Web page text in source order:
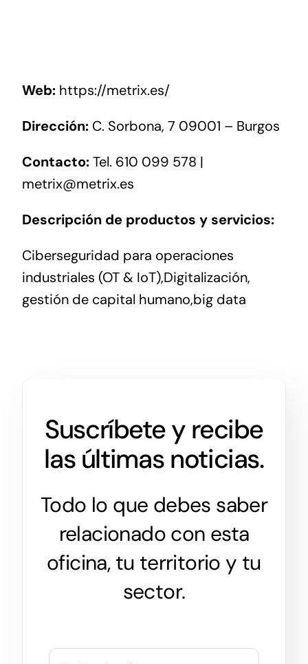
Eventos
Conócenos
Web: https://metrix.es/
Dirección:C. Sorbona, 7 09001 – Burgos
Contacto:Tel. 610 099 578 |
metrix@metrix.es
Descripción de productos y servicios:
Ciberseguridad para operaciones
industriales (OT & IoT),Digitalización,
gestión de capital humano,big data
Suscríbete y recibe
las últimas noticias.
Todo lo que debes saber
relacionado con esta
oficina, tu territorio y tu
sector.